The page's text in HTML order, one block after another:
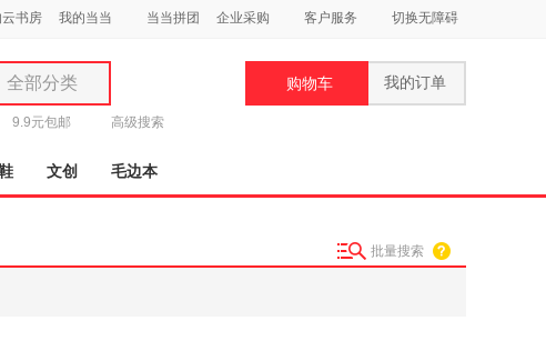
书房 我的当当 当当拼团 企业采购 客户服务 切换无障碍
全部分类
全部分类
图书
电子书
9.9元包邮 高级搜索
购物车 我的订单
文创 毛边本
批量搜索